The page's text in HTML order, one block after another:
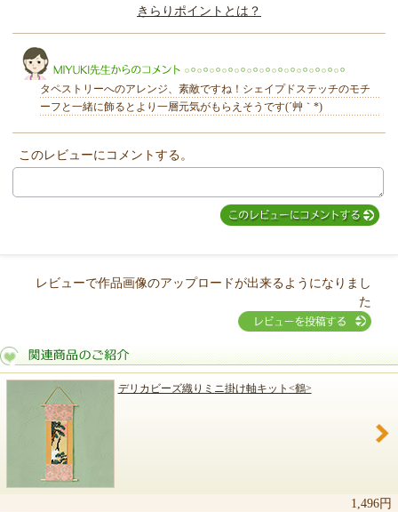
きらりポイントとは？
タペストリーへのアレンジ、素敵ですね！シェイプドステッチのモチ
ーフと一緒に飾るとより一層元気がもらえそうです(´艸｀*)
このレビューにコメントする。
レビューで作品画像のアップロードが出来るようになりまし
た
デリカビーズ織りミニ掛け軸キット<鶴>
1,496円